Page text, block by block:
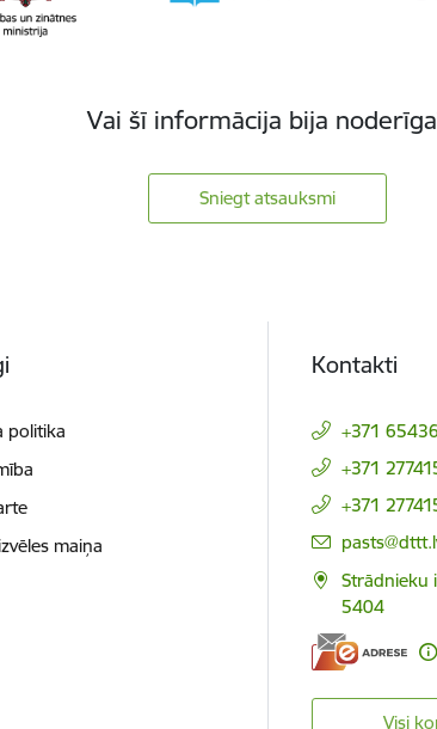
Vai šī informācija bija
Sniegt atsauksmi
politika
maiņa
Kontakti
+371
+371
+371
E-pasts:
Strādnieku
5404
Visi